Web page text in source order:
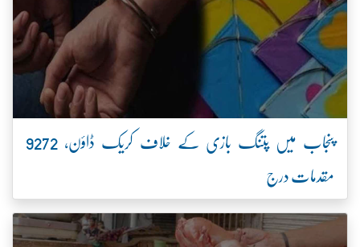
پنجاب میں پتنگ بازی کے خلاف کریک ڈاؤن، 9272
مقدمات درج